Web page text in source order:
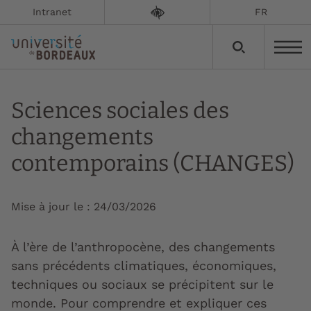
Intranet FR
Sciences sociales des
changements
contemporains (CHANGES)
Mise à jour le : 24/03/2026
À l’ère de l’anthropocène, des changements
sans précédents climatiques, économiques,
techniques ou sociaux se précipitent sur le
monde. Pour comprendre et expliquer ces